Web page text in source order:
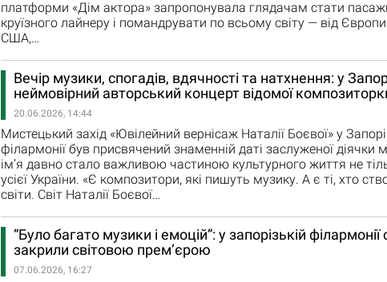
платформи «Дім актора» запропонувала глядачам стати
круїзного лайнеру і помандрувати по всьому світу — від
США,…
Вечір музики, спогадів, вдячності та натхнення: у
неймовірний авторський концерт відомої
20.06.2026, 14:44
Мистецький захід «Ювілейний вернісаж Наталії Боєвої» у
філармонії був присвячений знаменній даті заслуженої діячки
ім’я давно стало важливою частиною культурного життя не
усієї України. «Є композитори, які пишуть музику. А є ті, хто
світи. Світ Наталії Боєвої…
“Було багато музики і емоцій”: у запорізькій
закрили світовою прем’єрою
07.06.2026, 16:27